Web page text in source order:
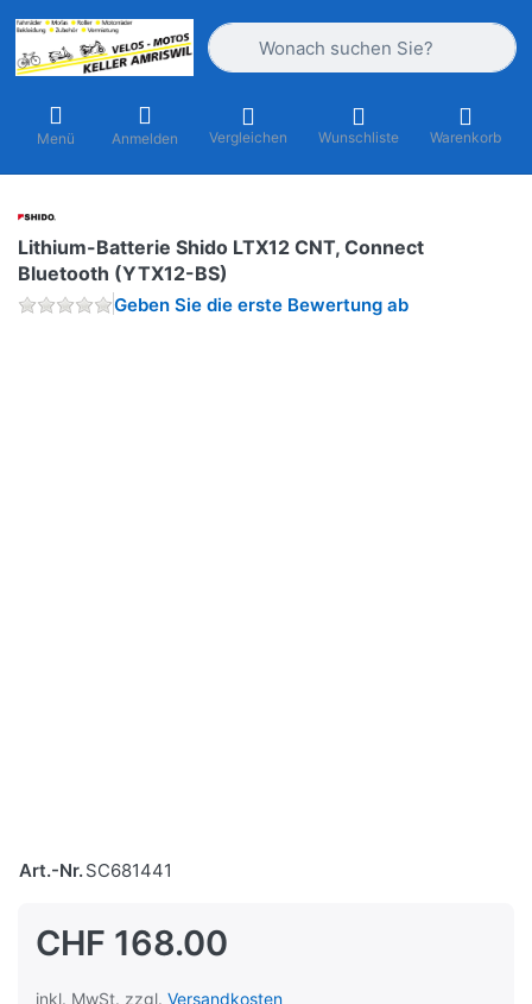
Geben Sie einen Suchbegriff ein.
Menü Anmelden Vergleichen Wunschliste Warenkorb
Lithium-Batterie Shido LTX12 CNT, Connect
Bluetooth (YTX12-BS)
Geben Sie die erste Bewertung ab
Art.-Nr.SC681441
CHF 168.00
inkl. MwSt. zzgl. Versandkosten